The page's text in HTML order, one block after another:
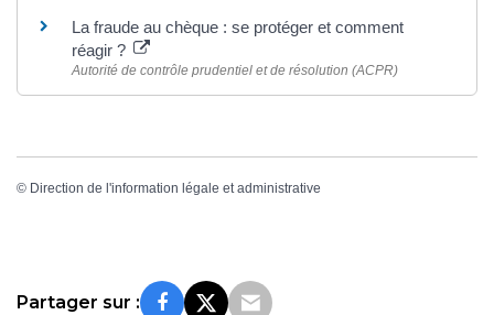
La fraude au chèque : se protéger et comment
réagir ?
Autorité de contrôle prudentiel et de résolution (ACPR)
© Direction de l'information légale et administrative
Partager sur :